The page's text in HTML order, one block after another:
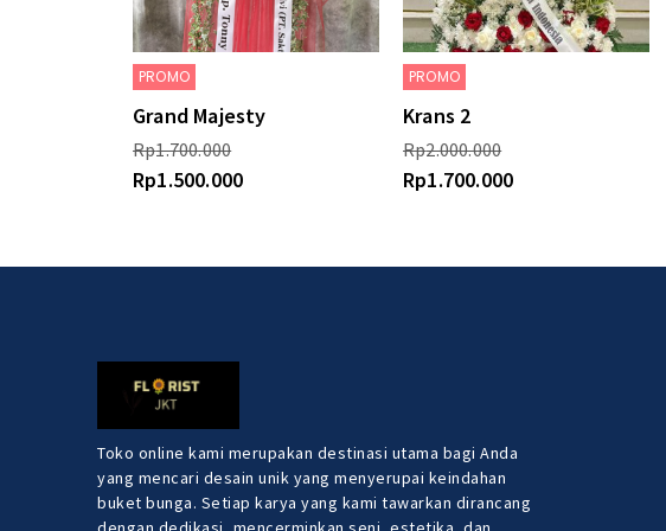
PROMO
Grand Majesty
Rp1.700.000
Rp1.500.000
PROMO
Krans 2
Rp2.000.000
Rp1.700.000
Toko online kami merupakan destinasi utama bagi Anda
yang mencari desain unik yang menyerupai keindahan
buket bunga. Setiap karya yang kami tawarkan dirancang